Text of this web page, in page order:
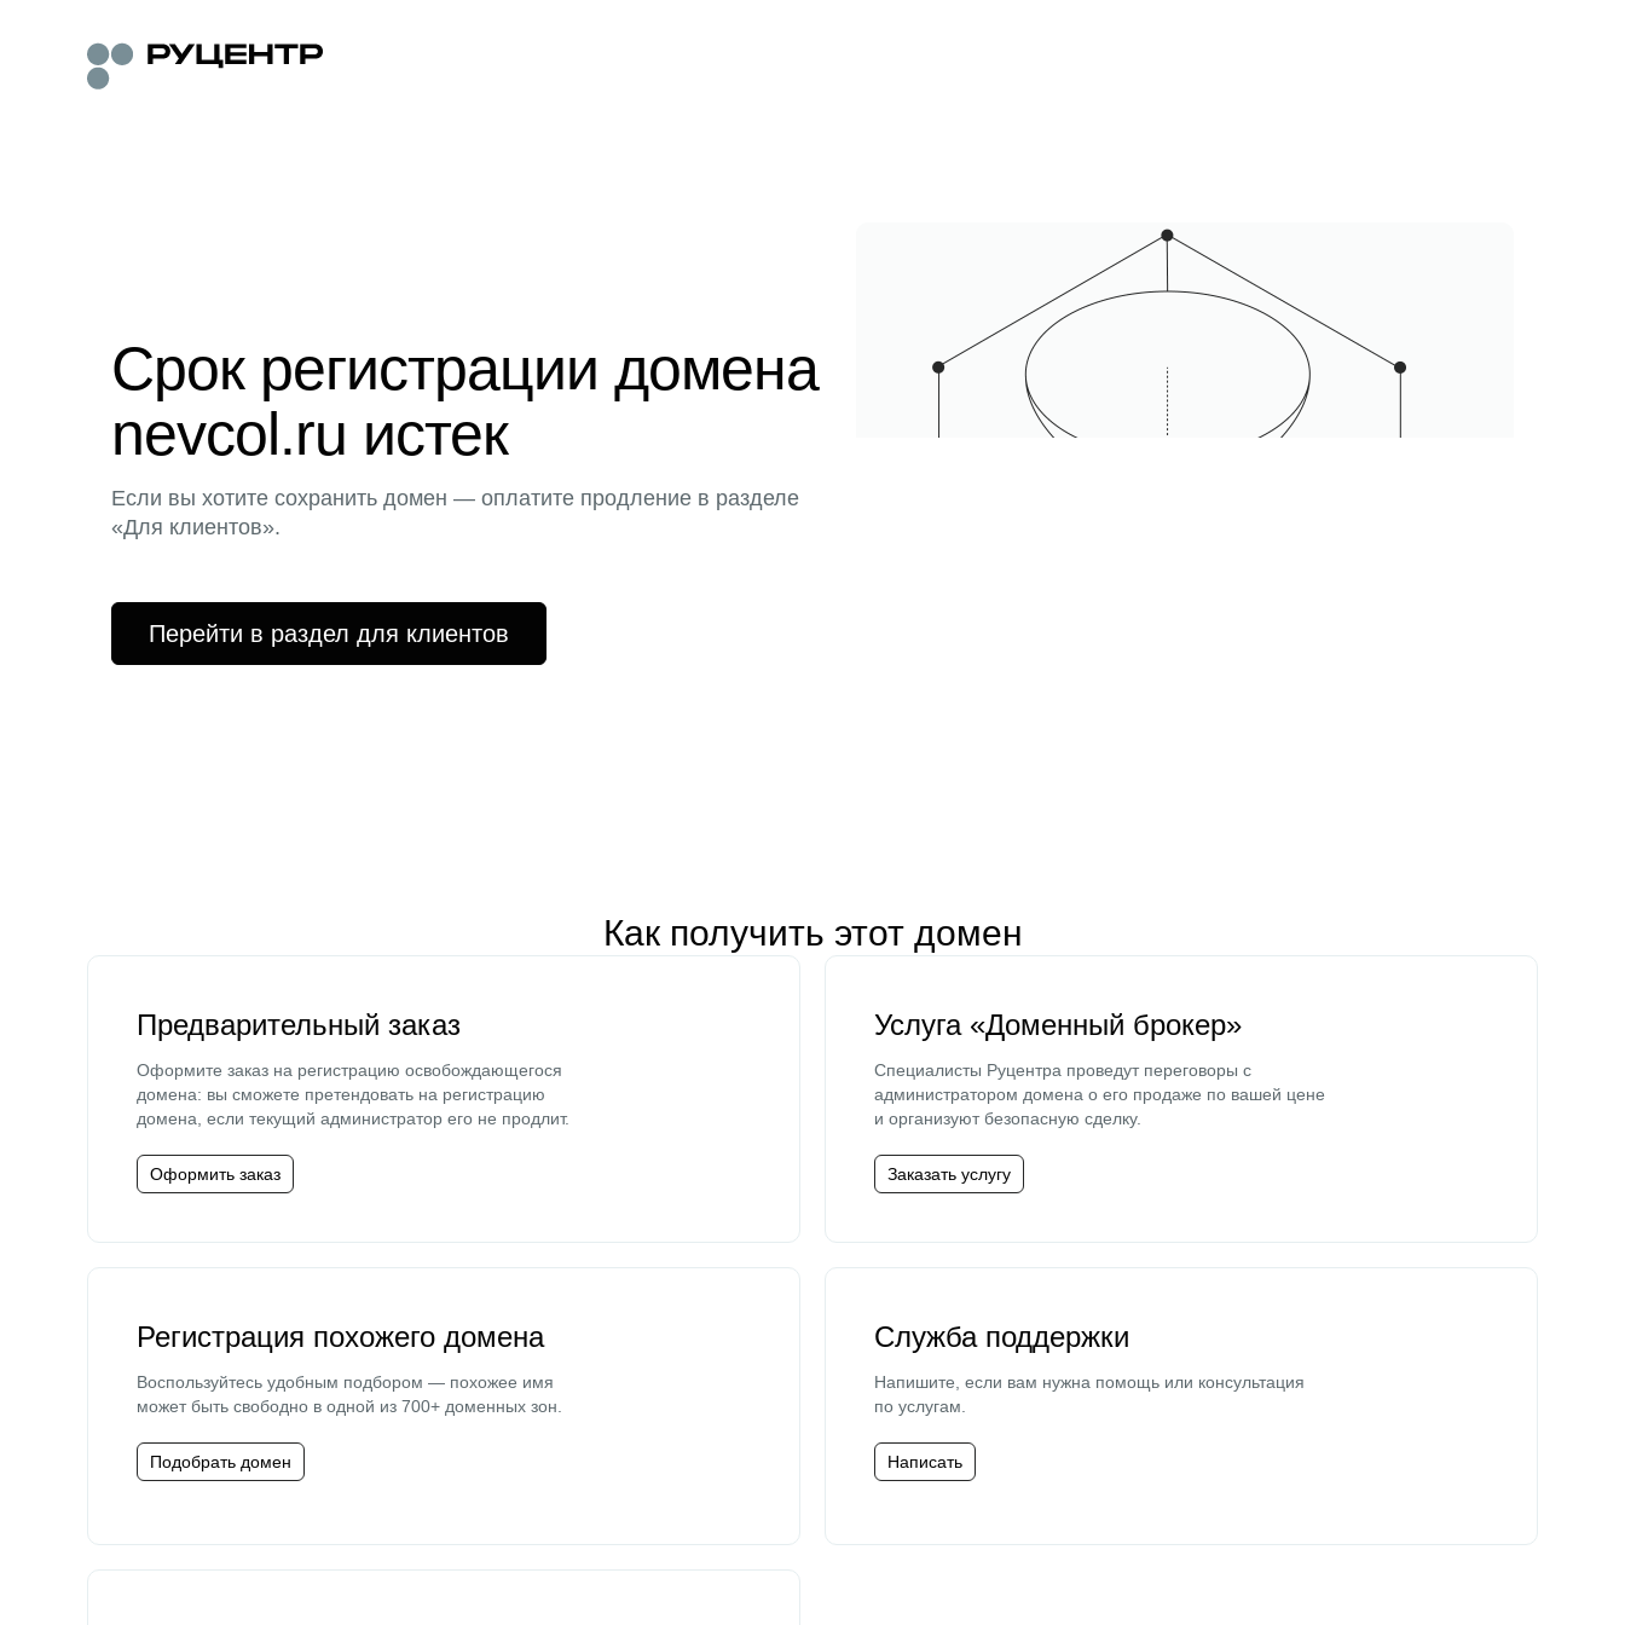
Срок регистрации домена
nevcol.ru истек
Если вы хотите сохранить домен — оплатите продление в разделе
«Для клиентов».
Перейти в раздел для клиентов
Как получить этот домен
Предварительный заказ
Оформите заказ на регистрацию освобождающегося
домена: вы сможете претендовать на регистрацию
домена, если текущий администратор его не продлит.
Оформить заказ
Услуга «Доменный брокер»
Специалисты Руцентра проведут переговоры с
администратором домена о его продаже по вашей цене
и организуют безопасную сделку.
Заказать услугу
Регистрация похожего домена
Воспользуйтесь удобным подбором — похожее имя
может быть свободно в одной из 700+ доменных зон.
Подобрать домен
Служба поддержки
Напишите, если вам нужна помощь или консультация
по услугам.
Написать